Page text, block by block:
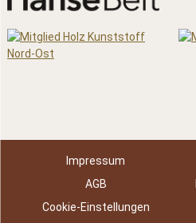
Impressum
AGB
Cookie-Einstellungen